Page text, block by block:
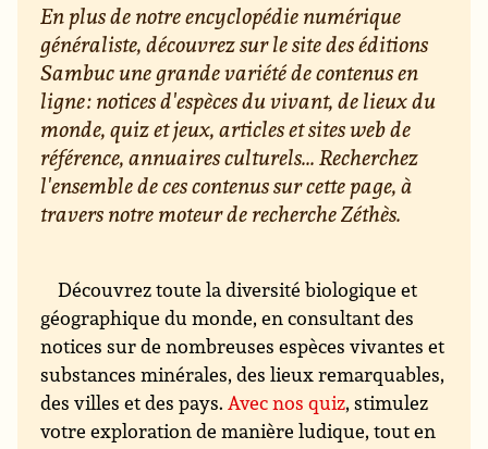
En plus de notre encyclopédie numérique
généraliste, découvrez sur le site des éditions
Sambuc une grande variété de contenus en
ligne : notices d'espèces du vivant, de lieux du
monde, quiz et jeux, articles et sites web de
référence, annuaires culturels... Recherchez
l'ensemble de ces contenus sur cette page, à
travers notre moteur de recherche Zéthès.
Découvrez toute la diversité biologique et
géographique du monde, en consultant des
notices sur de nombreuses espèces vivantes et
substances minérales, des lieux remarquables,
des villes et des pays. Avec nos quiz, stimulez
votre exploration de manière ludique, tout en